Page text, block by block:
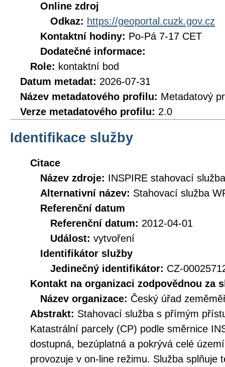
Online zdroj
Odkaz: https://geoportal.cuzk.gov.cz
Kontaktní hodiny: Po-Pá 7-17 CET
Dodatečné informace:
Role: kontaktní bod
Datum metadat: 2026-07-31
Název metadatového profilu: Metadatový
Verze metadatového profilu: 2.0
Identifikace služby
Citace
Název zdroje: INSPIRE stahovací
Alternativní název: Stahovací služba
Referenční datum
Referenční datum: 2012-04-01
Událost: vytvoření
Identifikátor služby
Jedinečný identifikátor: CZ-
Kontakt na organizaci zodpovědnou za
Název organizace: Český úřad
Abstrakt: Stahovací služba s přímým
Katastrální parcely (CP) podle směrnice
dostupná, bezúplatná a pokrývá celé
provozuje v on-line režimu. Služba splňuje